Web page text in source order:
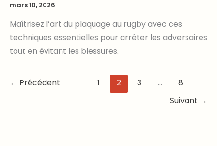
mars 10, 2026
Maîtrisez l’art du plaquage au rugby avec ces
techniques essentielles pour arrêter les adversaires
tout en évitant les blessures.
← Précédent 1 2 3 …
8
Suivant →